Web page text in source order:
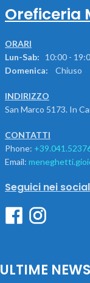
Oreficeria
ORARI
Lun-Sab: 10:00 -
Domenica:
Chiuso
INDIRIZZO
San Marco 5173. In
CONTATTI
Phone:
Email:
Seguici nei social
ULTIME